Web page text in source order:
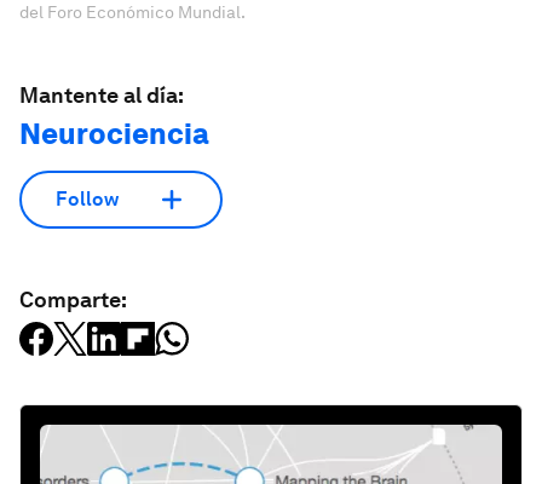
del Foro Económico Mundial.
Mantente al día:
Neurociencia
Follow
Comparte: